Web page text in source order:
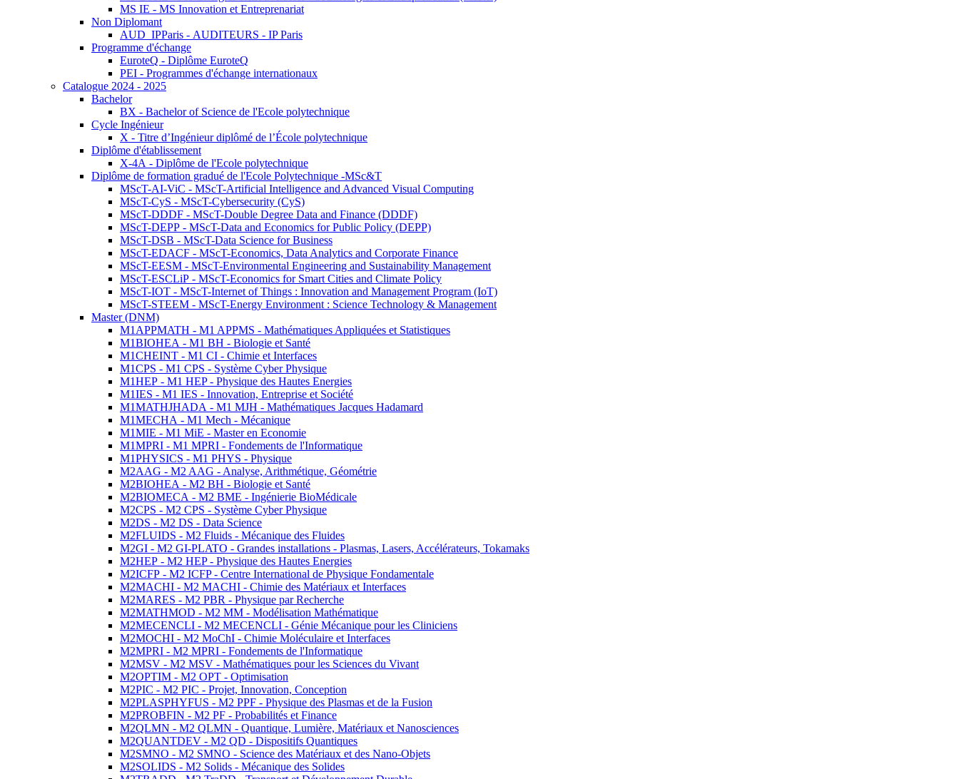
MS IE - MS Innovation et Entreprenariat
Non Diplomant
AUD_IPParis - AUDITEURS - IP Paris
Programme d'échange
EuroteQ - Diplôme EuroteQ
PEI - Programmes d'échange internationaux
Catalogue 2024 - 2025
Bachelor
BX - Bachelor of Science de l'Ecole polytechnique
Cycle Ingénieur
X - Titre d’Ingénieur diplômé de l’École polytechnique
Diplôme d'établissement
X-4A - Diplôme de l'Ecole polytechnique
Diplôme de formation gradué de l'Ecole Polytechnique -MSc&T
MScT-AI-ViC - MScT-Artificial Intelligence and Advanced Visual Computing
MScT-CyS - MScT-Cybersecurity (CyS)
MScT-DDDF - MScT-Double Degree Data and Finance (DDDF)
MScT-DEPP - MScT-Data and Economics for Public Policy (DEPP)
MScT-DSB - MScT-Data Science for Business
MScT-EDACF - MScT-Economics, Data Analytics and Corporate Finance
MScT-EESM - MScT-Environmental Engineering and Sustainability Management
MScT-ESCLiP - MScT-Economics for Smart Cities and Climate Policy
MScT-IOT - MScT-Internet of Things : Innovation and Management Program (IoT)
MScT-STEEM - MScT-Energy Environment : Science Technology & Management
Master (DNM)
M1APPMATH - M1 APPMS - Mathématiques Appliquées et Statistiques
M1BIOHEA - M1 BH - Biologie et Santé
M1CHEINT - M1 CI - Chimie et Interfaces
M1CPS - M1 CPS - Système Cyber Physique
M1HEP - M1 HEP - Physique des Hautes Energies
M1IES - M1 IES - Innovation, Entreprise et Société
M1MATHJHADA - M1 MJH - Mathématiques Jacques Hadamard
M1MECHA - M1 Mech - Mécanique
M1MIE - M1 MiE - Master en Economie
M1MPRI - M1 MPRI - Fondements de l'Informatique
M1PHYSICS - M1 PHYS - Physique
M2AAG - M2 AAG - Analyse, Arithmétique, Géométrie
M2BIOHEA - M2 BH - Biologie et Santé
M2BIOMECA - M2 BME - Ingénierie BioMédicale
M2CPS - M2 CPS - Système Cyber Physique
M2DS - M2 DS - Data Science
M2FLUIDS - M2 Fluids - Mécanique des Fluides
M2GI - M2 GI-PLATO - Grandes installations - Plasmas, Lasers, Accélérateurs, Tokamaks
M2HEP - M2 HEP - Physique des Hautes Energies
M2ICFP - M2 ICFP - Centre International de Physique Fondamentale
M2MACHI - M2 MACHI - Chimie des Matériaux et Interfaces
M2MARES - M2 PBR - Physique par Recherche
M2MATHMOD - M2 MM - Modélisation Mathématique
M2MECENCLI - M2 MECENCLI - Génie Mécanique pour les Cliniciens
M2MOCHI - M2 MoChI - Chimie Moléculaire et Interfaces
M2MPRI - M2 MPRI - Fondements de l'Informatique
M2MSV - M2 MSV - Mathématiques pour les Sciences du Vivant
M2OPTIM - M2 OPT - Optimisation
M2PIC - M2 PIC - Projet, Innovation, Conception
M2PLASPHYFUS - M2 PPF - Physique des Plasmas et de la Fusion
M2PROBFIN - M2 PF - Probabilités et Finance
M2QLMN - M2 QLMN - Quantique, Lumière, Matériaux et Nanosciences
M2QUANTDEV - M2 QD - Dispositifs Quantiques
M2SMNO - M2 SMNO - Science des Matériaux et des Nano-Objets
M2SOLIDS - M2 Solids - Mécanique des Solides